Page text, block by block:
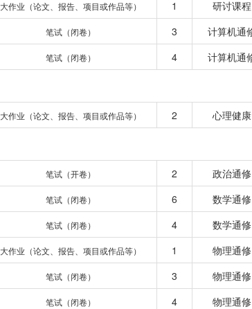
大作业（论文、报告、项目或作品等） 1
研讨课程
笔试（闭卷） 3
计算机通
笔试（闭卷） 4 计算机通
大作业（论文、报告、项目或作品等） 2 心理健康
笔试（开卷） 2
政治通修
笔试（闭卷） 6
数学通修
笔试（闭卷） 4
数学通修
大作业（论文、报告、项目或作品等） 1
物理通修
笔试（闭卷） 3
物理通修
笔试（闭卷） 4 物理通修